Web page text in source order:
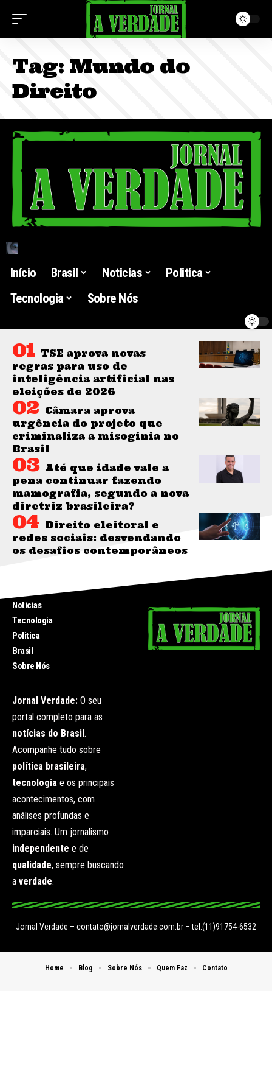
Tag: Mundo do
Direito
Início Brasil Noticias
Politica
Tecnologia
Sobre Nós
TSE aprova novas
regras para uso de
inteligência artificial nas
eleições de 2026
Câmara aprova
urgência do projeto que
criminaliza a misoginia no
Brasil
Até que idade vale a
pena continuar fazendo
mamografia, segundo a nova
diretriz brasileira?
Direito eleitoral e
redes sociais: desvendando
os desafios contemporâneos
Noticias
Tecnologia
Politica
Brasil
Sobre Nós
Jornal Verdade: O seu
portal completo para as
notícias do Brasil .
Acompanhe tudo sobre
política brasileira,
tecnologia e os principais
acontecimentos, com
análises profundas e
imparciais. Um jornalismo
independente e de
qualidade, sempre buscando
a verdade.
Jornal Verdade – contato@jornalverdade.com.br – tel.(11)91754-6532
Home Blog Sobre Nós Quem Faz Contato